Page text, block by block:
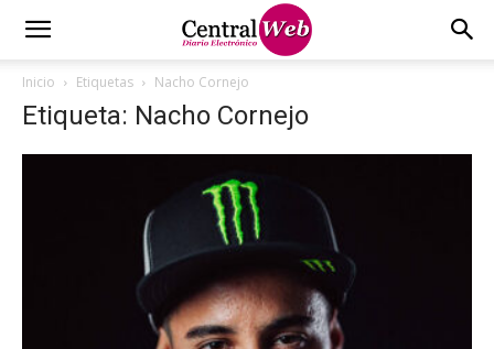
Inicio Etiquetas Nacho Cornejo
Etiqueta: Nacho Cornejo